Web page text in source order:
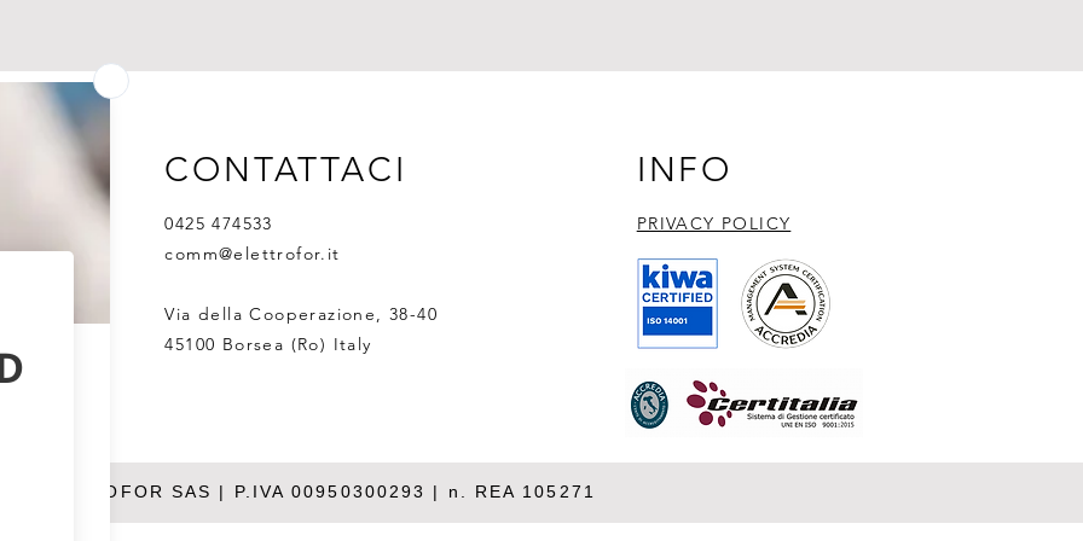
CONTATTACI
0425 474533
comm@elettrofor.it
Via della Cooperazione, 38-40
45100 Borsea (Ro) Italy
INFO
PRIVACY POLICY​
ELETTROFOR SAS | P.IVA 00950300293 | n. REA 105271